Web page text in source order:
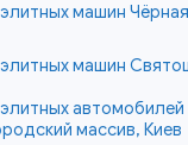
машин
машин
автомобилей
массив, Киев